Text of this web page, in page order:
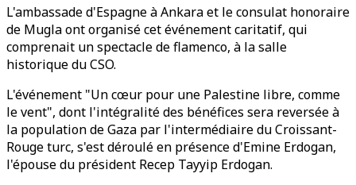
L'ambassade d'Espagne à Ankara et le consulat honoraire
de Mugla ont organisé cet événement caritatif, qui
comprenait un spectacle de flamenco, à la salle
historique du CSO.
L'événement "Un cœur pour une Palestine libre, comme
le vent", dont l'intégralité des bénéfices sera reversée à
la population de Gaza par l'intermédiaire du Croissant-
Rouge turc, s'est déroulé en présence d'Emine Erdogan,
l'épouse du président Recep Tayyip Erdogan.